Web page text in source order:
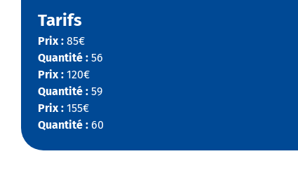
Tarifs
Prix : 85€
Quantité : 56
Prix : 120€
Quantité : 59
Prix : 155€
Quantité : 60